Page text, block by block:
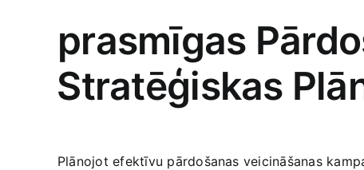
prasmīgas
⁣Stratēģiskas
Plānojot efektīvu pārdošanas veicināšanas